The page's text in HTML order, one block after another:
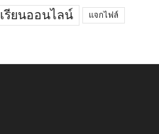
เรียนออนไลน์ แจกไฟล์